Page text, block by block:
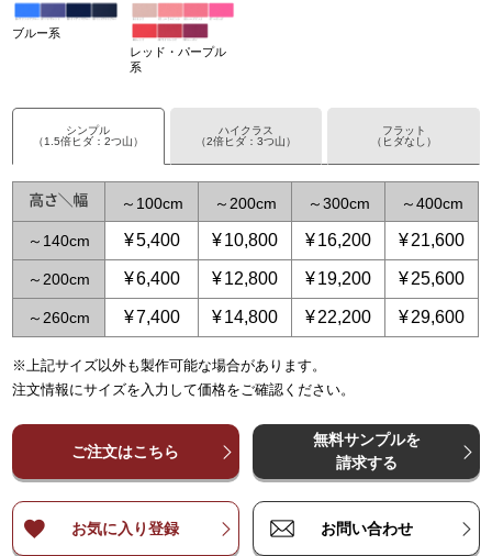
ブルー系
レッド・パープル
系
シンプル
（1.5倍ヒダ：2つ山）
～ 100 ～ 200 ～300 ～400
～ 140 ¥5,400 ¥10,800 ¥16,200 ¥21,600
～ 200 ¥6,400 ¥12,800 ¥19,200 ¥25,600
～ 260 ¥7,400 ¥14,800 ¥22,200 ¥29,600
ハイクラス
（2倍ヒダ：3つ山）
～65 ～ 150 ～225
¥6,400 12,800 19,200 ¥ 25,600 ¥
フラット
（ヒダなし）
～125 ～250 ～
¥6,400 12,800 ¥19,200 ¥ 25,600
※上記サイズ以外も製作可能な場合があります。
注文情報にサイズを入力して価格をご確認ください。
ご注文はこちら
無料サンプルを
請求する
お気に入り登録 お問い合わせ